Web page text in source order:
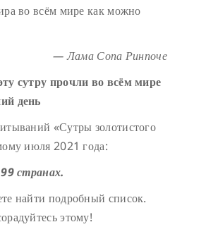
во всём мире как можно
— Лама Сопа Ринпоче
сутру прочли во всём мире
день
«Сутры золотистого
июля 2021 года:
странах.
найти подробный список.
этому!